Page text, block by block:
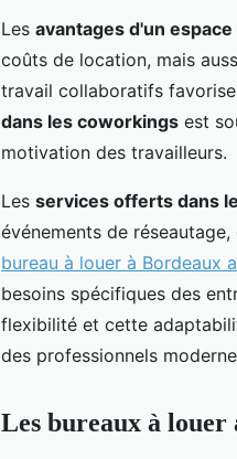
Les avantages d'un
coûts de location, mais
travail collaboratifs
dans les coworkings est
motivation des travailleurs.
Les services offerts dans
événements de
bureau à louer à Bordeaux
besoins spécifiques des
flexibilité et cette
des professionnels
Les bureaux à louer